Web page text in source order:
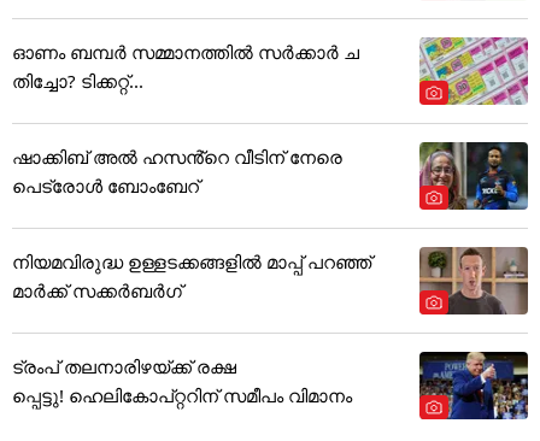
ഓണം ബമ്പര്‍ സമ്മാനത്തില്‍ സര്‍ക്കാര്‍ ച
തിച്ചോ? ടിക്കറ്റ്...
ഷാക്കിബ് അൽ ഹസൻ്റെ വീടിന് നേരെ
പെട്രോൾ ബോംബേറ്
നിയമവിരുദ്ധ ഉള്ളടക്കങ്ങളിൽ മാപ്പ് പറഞ്ഞ്
മാർക്ക് സക്കർബർഗ്
ട്രംപ് തലനാരിഴയ്ക്ക് രക്ഷ
പ്പെട്ടു! ഹെലികോപ്റ്ററിന് സമീപം വിമാനം